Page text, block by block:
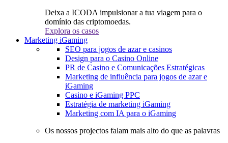
Deixa a ICODA impulsionar a tua viagem para o
domínio das criptomoedas.
Explora os casos
Marketing iGaming
SEO para jogos de azar e casinos
Design para o Casino Online
PR de Casino e Comunicações Estratégicas
Marketing de influência para jogos de azar e
iGaming
Casino e iGaming PPC
Estratégia de marketing iGaming
Marketing com IA para o iGaming
Os nossos projectos falam mais alto do que as palavras